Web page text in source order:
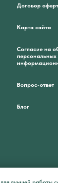
Договор
Карта сайта
Согласие на
Вопрос-ответ
Блог